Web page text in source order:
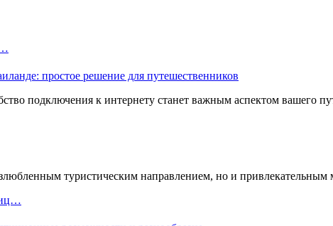
подключения к интернету станет важным аспектом вашего
туристическим направлением, но и